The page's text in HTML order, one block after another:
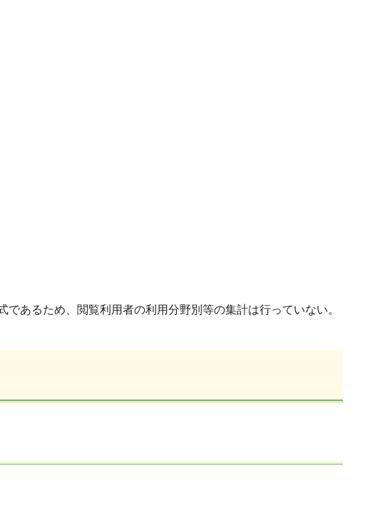
あるため、閲覧利用者の利用分野別等の集計は行っていない。